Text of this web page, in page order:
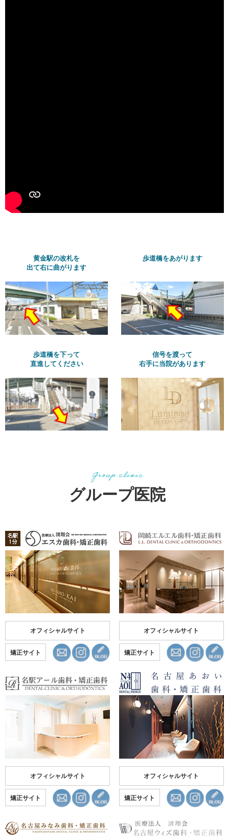
黄金駅の改札を
出て右に曲がります
歩道橋をあがります
歩道橋を下って
直進してください
信号を渡って
右手に当院があります
グループ医院
オフィシャルサイト
矯正サイト
オフィシャルサイト
矯正サイト
オフィシャルサイト
矯正サイト
オフィシャルサイト
矯正サイト